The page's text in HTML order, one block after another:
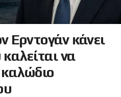
Ερντογάν κάνει
να